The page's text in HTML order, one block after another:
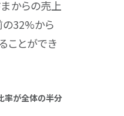
からの売上
の32%から
ことができ
率が全体の半分